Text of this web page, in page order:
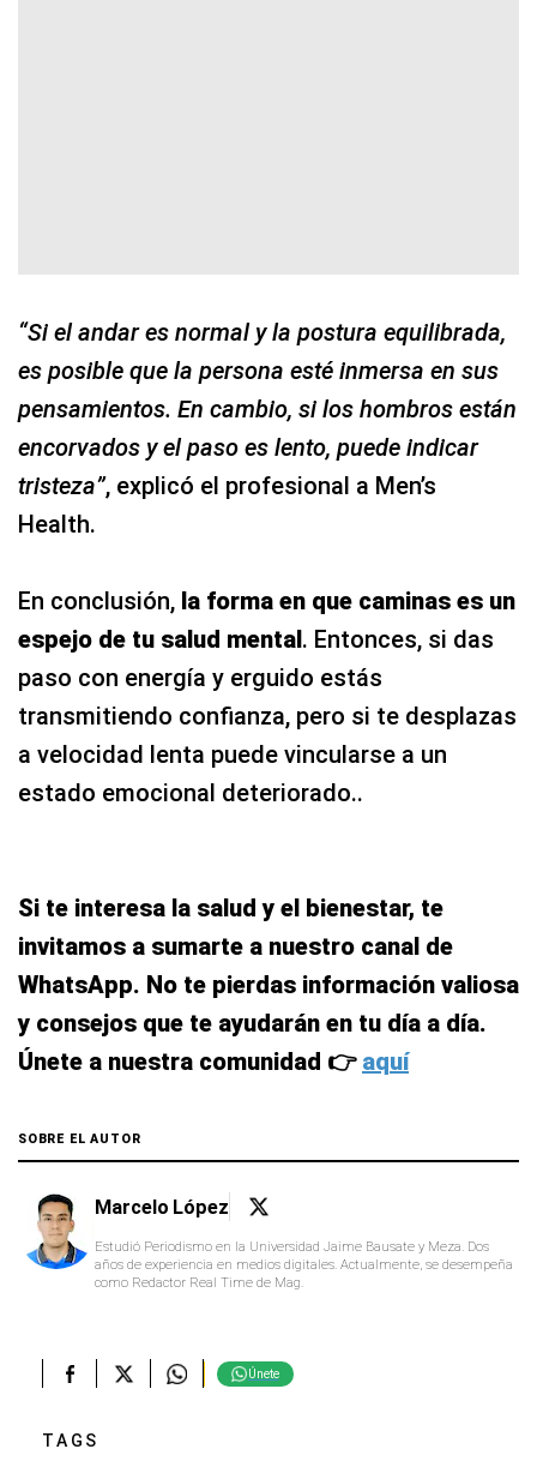
“Si el andar es normal y la postura equilibrada,
es posible que la persona esté inmersa en sus
pensamientos. En cambio, si los hombros están
encorvados y el paso es lento, puede indicar
tristeza”, explicó el profesional a Men’s
Health.
En conclusión, la forma en que caminas es un
espejo de tu salud mental. Entonces, si das
paso con energía y erguido estás
transmitiendo confianza, pero si te desplazas
a velocidad lenta puede vincularse a un
estado emocional deteriorado..
Si te interesa la salud y el bienestar, te
invitamos a sumarte a nuestro canal de
WhatsApp. No te pierdas información valiosa
y consejos que te ayudarán en tu día a día.
Únete a nuestra comunidad 👉 aquí
SOBRE EL AUTOR
Marcelo López
Estudió Periodismo en la Universidad Jaime Bausate y Meza. Dos
años de experiencia en medios digitales. Actualmente, se desempeña
como Redactor Real Time de Mag.
Únete
TAGS